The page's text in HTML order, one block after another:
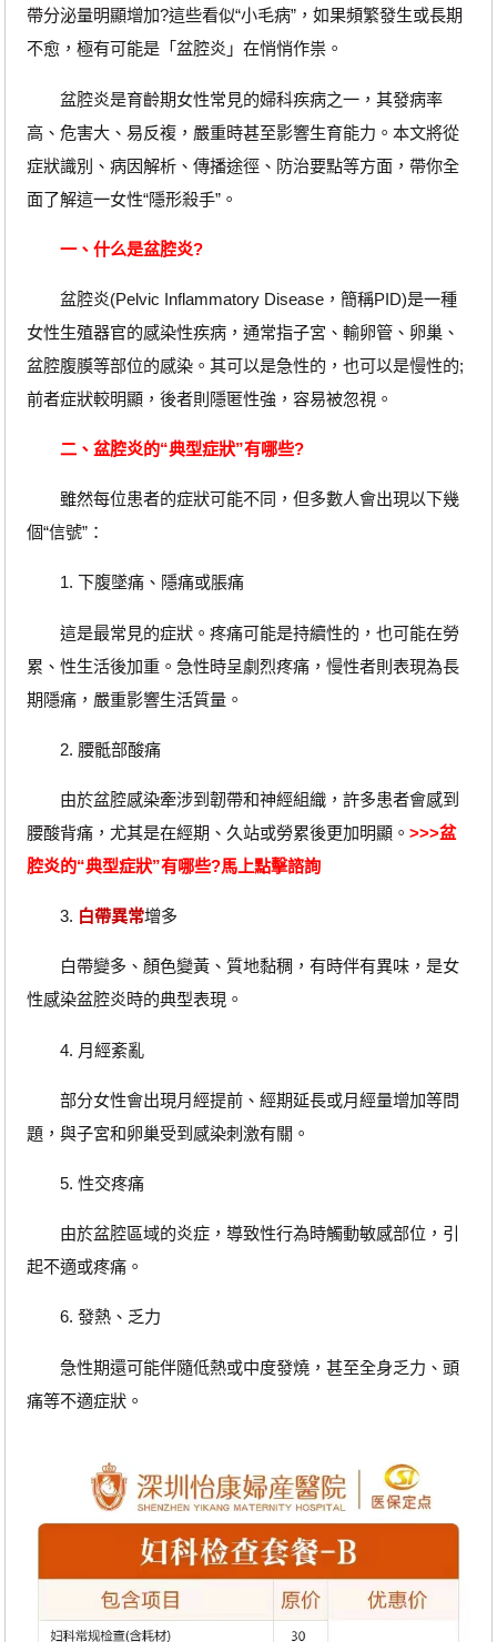
帶分泌量明顯增加?這些看似“小毛病”，如果頻繁發生或長期
不愈，極有可能是「盆腔炎」在悄悄作祟。
盆腔炎是育齡期女性常見的婦科疾病之一，其發病率
高、危害大、易反複，嚴重時甚至影響生育能力。本文將從
症狀識別、病因解析、傳播途徑、防治要點等方面，帶你全
面了解這一女性“隱形殺手”。
一、什么是盆腔炎?
盆腔炎(Pelvic Inflammatory Disease，簡稱PID)是一種
女性生殖器官的感染性疾病，通常指子宮、輸卵管、卵巢、
盆腔腹膜等部位的感染。其可以是急性的，也可以是慢性的;
前者症狀較明顯，後者則隱匿性強，容易被忽視。
二、盆腔炎的“典型症狀”有哪些?
雖然每位患者的症狀可能不同，但多數人會出現以下幾
個“信號”：
1. 下腹墜痛、隱痛或脹痛
這是最常見的症狀。疼痛可能是持續性的，也可能在勞
累、性生活後加重。急性時呈劇烈疼痛，慢性者則表現為長
期隱痛，嚴重影響生活質量。
2. 腰骶部酸痛
由於盆腔感染牽涉到韌帶和神經組織，許多患者會感到
腰酸背痛，尤其是在經期、久站或勞累後更加明顯。 >>>盆
腔炎的“典型症狀”有哪些?馬上點擊諮詢
3. 白帶異常增多
白帶變多、顏色變黃、質地黏稠，有時伴有異味，是女
性感染盆腔炎時的典型表現。
4. 月經紊亂
部分女性會出現月經提前、經期延長或月經量增加等問
題，與子宮和卵巢受到感染刺激有關。
5. 性交疼痛
由於盆腔區域的炎症，導致性行為時觸動敏感部位，引
起不適或疼痛。
6. 發熱、乏力
急性期還可能伴隨低熱或中度發燒，甚至全身乏力、頭
痛等不適症狀。